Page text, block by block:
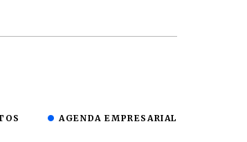
AGENDA EMPRESARIAL